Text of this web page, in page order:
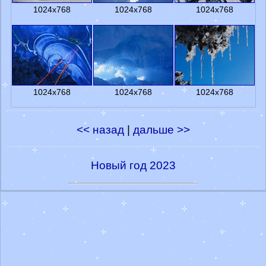
1024x768 1024x768 1024x768
1024x768 1024x768 1024x768
<< назад дальше >>
Новый год 2023